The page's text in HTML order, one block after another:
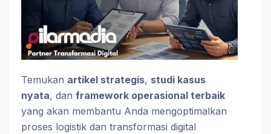
Temukan artikel strategis, studi kasus
nyata, dan framework operasional terbaik
yang akan membantu Anda mengoptimalkan
proses logistik dan transformasi digital